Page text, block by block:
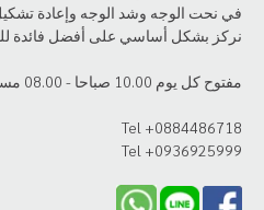
في نحت الوجه وشد الوجه وإعادة
نركز بشكل أساسي على أفضل فائدة
مفتوح كل يوم 10.00 صباحا - 08.00 مساءا
Tel +0884486718
Tel +0936925999